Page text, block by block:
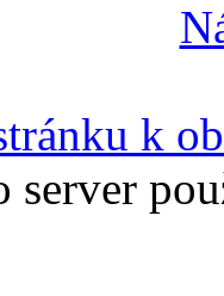
k
server